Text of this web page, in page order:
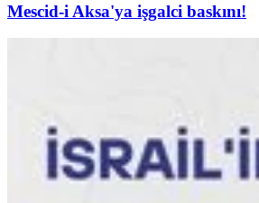
Mescid-i Aksa'ya işgalci baskını!